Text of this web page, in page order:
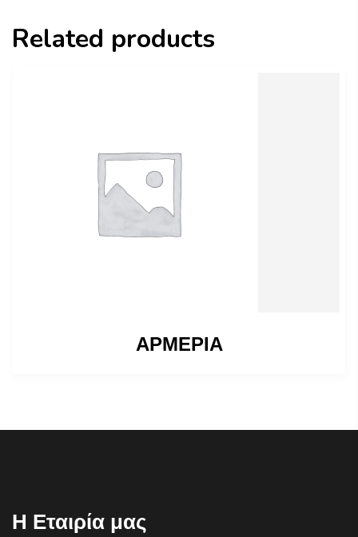
Related products
ΑΡΜΕΡΙΑ
Η Εταιρία μας